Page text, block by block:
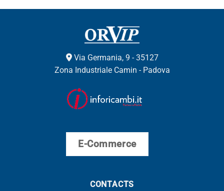
Via Germania, 9 - 35127
Zona Industriale Camin - Padova
E-Commerce
CONTACTS